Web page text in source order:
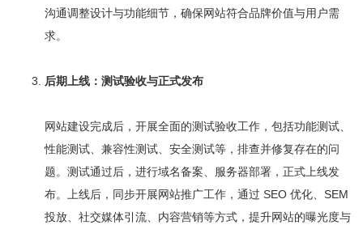
沟通调整设计与功能细节，确保网站符合品牌价值与用户需
求。
后期上线：测试验收与正式发布
网站建设完成后，开展全面的测试验收工作，包括功能测试、
性能测试、兼容性测试、安全测试等，排查并修复存在的问
题。测试通过后，进行域名备案、服务器部署，正式上线发
布。上线后，同步开展网站推广工作，通过 SEO 优化、SEM
投放、社交媒体引流、内容营销等方式，提升网站的曝光度与